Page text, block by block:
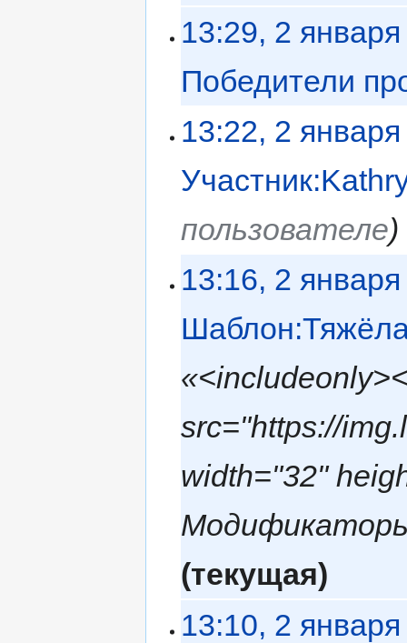
13:29, 2
Победители
13:22, 2
пользователе
13:16, 2
src="https://
width="32"
текущая
13:10, 2